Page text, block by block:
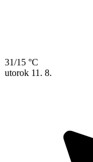
31/15 °C
utorok 11. 8.